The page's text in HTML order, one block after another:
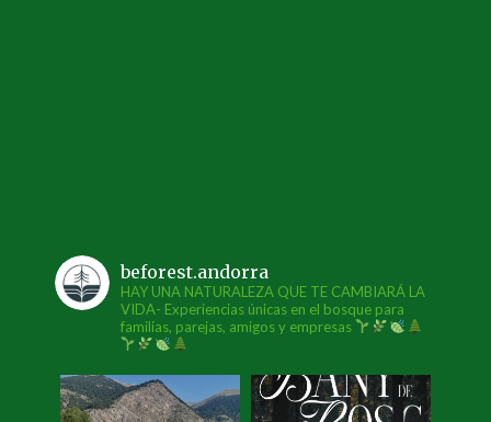
beforest.andorra
HAY UNA NATURALEZA QUE TE CAMBIARÁ LA
VIDA- Experiencias únicas en el bosque para
familias, parejas, amigos y empresas